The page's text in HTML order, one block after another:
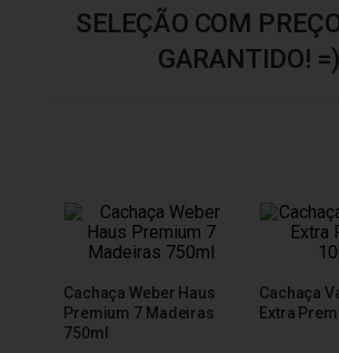
SELEÇÃO COM
GARANTIDO! =)
Cachaça Weber Haus
Premium 7 Madeiras
750ml
Cachaça
Extra